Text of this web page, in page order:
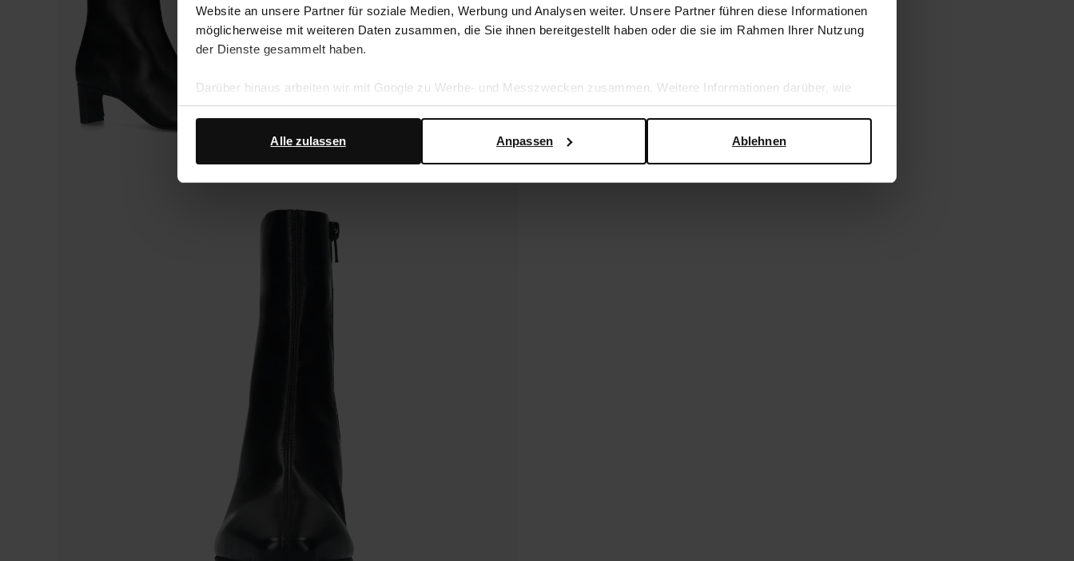
Website an unsere Partner für soziale Medien, Werbung und Analysen weiter. Unsere Partner führen diese Informationen
möglicherweise mit weiteren Daten zusammen, die Sie ihnen bereitgestellt haben oder die sie im Rahmen Ihrer Nutzung
der Dienste gesammelt haben.
Darüber hinaus arbeiten wir mit Google zu Werbe- und Messzwecken zusammen. Weitere Informationen darüber, wie
Google Ihre personenbezogenen Daten verwendet, finden Sie auf derSeite zur geschäftlichen Sicherheit und zum
Ablehnen
Anpassen
Alle zulassen